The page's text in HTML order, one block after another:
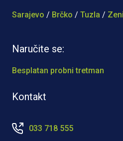
Sarajevo / Brčko / Tuzla /
Naručite se:
Besplatan probni tretman
Kontakt
033 718 555